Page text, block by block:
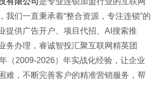
我们一直秉承着“整合资源，专注连锁”的
提供广告开户、项目代招、AI搜索推
务办理，睿诚智投汇聚互联网精英团
（2009-2026）年实战化经验，让企业
难，不断完善客户的精准营销服务，帮